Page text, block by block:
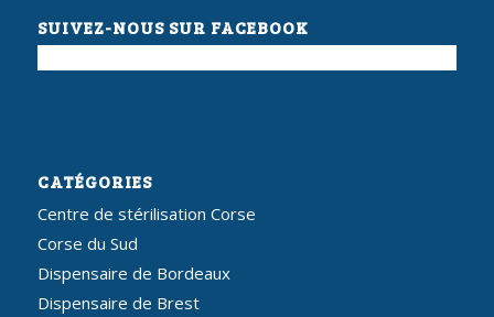
SUIVEZ-NOUS SUR FACEBOOK
CATÉGORIES
Centre de stérilisation Corse
Corse du Sud
Dispensaire de Bordeaux
Dispensaire de Brest